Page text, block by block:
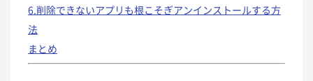
6.削除できないアプリも根こそぎアンインストールする方
法
まとめ